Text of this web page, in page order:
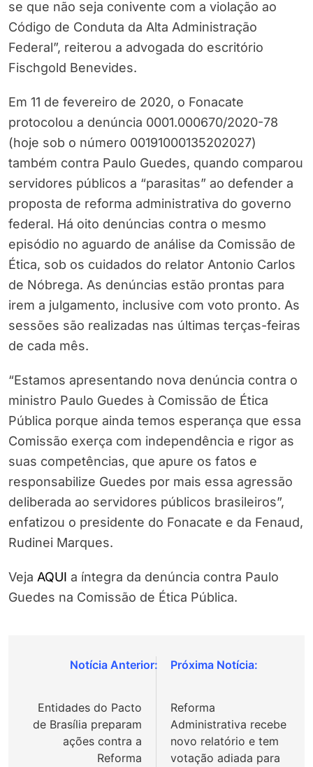
se que não seja conivente com a violação ao
Código de Conduta da Alta Administração
Federal”, reiterou a advogada do escritório
Fischgold Benevides.
Em 11 de fevereiro de 2020, o Fonacate
protocolou a denúncia 0001.000670/2020-78
(hoje sob o número 00191000135202027)
também contra Paulo Guedes, quando comparou
servidores públicos a “parasitas” ao defender a
proposta de reforma administrativa do governo
federal. Há oito denúncias contra o mesmo
episódio no aguardo de análise da Comissão de
Ética, sob os cuidados do relator Antonio Carlos
de Nóbrega. As denúncias estão prontas para
irem a julgamento, inclusive com voto pronto. As
sessões são realizadas nas últimas terças-feiras
de cada mês.
“Estamos apresentando nova denúncia contra o
ministro Paulo Guedes à Comissão de Ética
Pública porque ainda temos esperança que essa
Comissão exerça com independência e rigor as
suas competências, que apure os fatos e
responsabilize Guedes por mais essa agressão
deliberada ao servidores públicos brasileiros”,
enfatizou o presidente do Fonacate e da Fenaud,
Rudinei Marques.
Veja AQUI a íntegra da denúncia contra Paulo
Guedes na Comissão de Ética Pública.
Navegação
Post
Entidades do Pacto
de Brasília preparam
ações contra a
Reforma
Reforma
Administrativa recebe
novo relatório e tem
votação adiada para